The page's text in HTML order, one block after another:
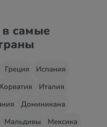
самые
Греция
Испания
Италия
Доминикана
Мальдивы Мексика